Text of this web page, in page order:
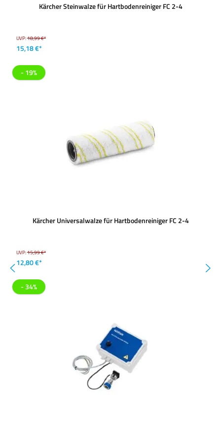
Kärcher Steinwalze für Hartbodenreiniger FC 2-4
UVP:18,99 €*
15,18 €*
- 19%
Kärcher Universalwalze für Hartbodenreiniger FC 2-4
UVP:15,99 €*
12,80 €*
- 34%